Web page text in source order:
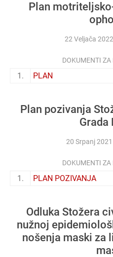
Plan
22 Veljača 2022
DOKUMENTI
1. PLAN
Plan pozivanja
Grada
20 Srpanj 2021
DOKUMENTI
1. PLAN POZIVANJA
Odluka Stožera
nužnoj
nošenja maski za